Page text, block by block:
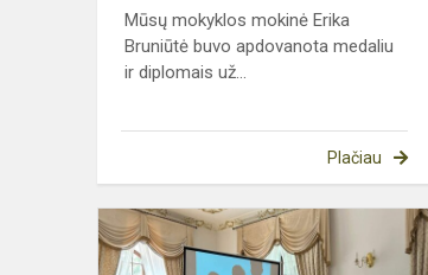
Mūsų mokyklos mokinė Erika
Bruniūtė buvo apdovanota medaliu
ir diplomais už...
Plačiau